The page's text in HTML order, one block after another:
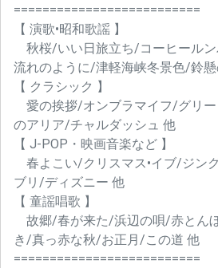
==========================
【 演歌•昭和歌謡 】
秋桜/いい日旅立ち/コーヒール
流れのように/津軽海峡冬景色/鈴
【 クラシック 】
愛の挨拶/オンブラマイフ/グリー
のアリア/チャルダッシュ 他
【 J-POP・映画音楽など 】
春よこい/クリスマス•イブ/ジン
ブリ/ディズニー 他
【 童謡唱歌 】
故郷/春が来た/浜辺の唄/赤とん
き/真っ赤な秋/お正月/この道 他
==========================